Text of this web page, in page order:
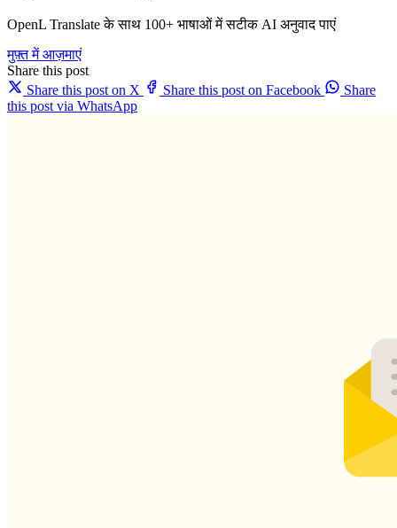
OpenL Translate के साथ 100+ भाषाओं में सटीक AI अनुवाद पाएं
मुफ़्त में आज़माएं
Share this post
Share this post on X
Share this post on Facebook
Share
this post via WhatsApp